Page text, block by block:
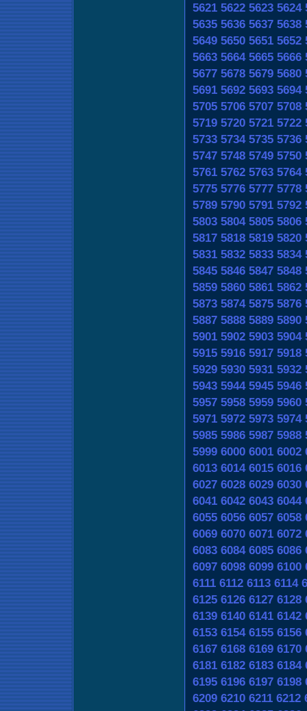
5621 5622 5623 5624
5635 5636 5637 5638
5649 5650 5651 5652
5663 5664 5665 5666
5677 5678 5679 5680
5691 5692 5693 5694
5705 5706 5707 5708
5719 5720 5721 5722
5733 5734 5735 5736
5747 5748 5749 5750
5761 5762 5763 5764
5775 5776 5777 5778
5789 5790 5791 5792
5803 5804 5805 5806
5817 5818 5819 5820
5831 5832 5833 5834
5845 5846 5847 5848
5859 5860 5861 5862
5873 5874 5875 5876
5887 5888 5889 5890
5901 5902 5903 5904
5915 5916 5917 5918
5929 5930 5931 5932
5943 5944 5945 5946
5957 5958 5959 5960
5971 5972 5973 5974
5985 5986 5987 5988
5999 6000 6001 6002
6013 6014 6015 6016
6027 6028 6029 6030
6041 6042 6043 6044
6055 6056 6057 6058
6069 6070 6071 6072
6083 6084 6085 6086
6097 6098 6099 6100
6111 6112 6113 6114
6125 6126 6127 6128
6139 6140 6141 6142
6153 6154 6155 6156
6167 6168 6169 6170
6181 6182 6183 6184
6195 6196 6197 6198
6209 6210 6211 6212